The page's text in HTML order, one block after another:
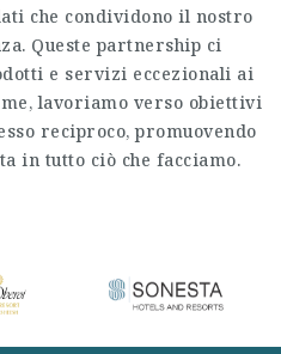
che condividono il nostro
Queste partnership ci
e servizi eccezionali ai
lavoriamo verso obiettivi
reciproco, promuovendo
in tutto ciò che facciamo.